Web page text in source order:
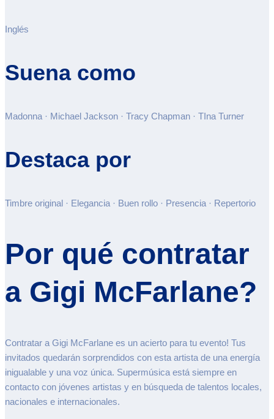
Inglés
Suena como
Madonna · Michael Jackson · Tracy Chapman · TIna Turner
Destaca por
Timbre original · Elegancia · Buen rollo · Presencia · Repertorio
Por qué contratar
a Gigi McFarlane?
Contratar a Gigi McFarlane es un acierto para tu evento! Tus
invitados quedarán sorprendidos con esta artista de una energía
inigualable y una voz única. Supermúsica está siempre en
contacto con jóvenes artistas y en búsqueda de talentos locales,
nacionales e internacionales.